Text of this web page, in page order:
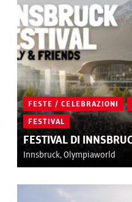
FESTE / CELEBRAZIONI
FESTIVAL
FESTIVAL DI
Innsbruck, Olympiaworld